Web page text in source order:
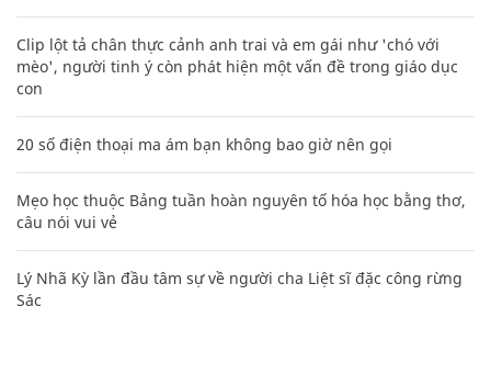
Clip lột tả chân thực cảnh anh trai và em gái như 'chó với
mèo', người tinh ý còn phát hiện một vấn đề trong giáo dục
con
20 số điện thoại ma ám bạn không bao giờ nên gọi
Mẹo học thuộc Bảng tuần hoàn nguyên tố hóa học bằng thơ,
câu nói vui vẻ
Lý Nhã Kỳ lần đầu tâm sự về người cha Liệt sĩ đặc công rừng
Sác